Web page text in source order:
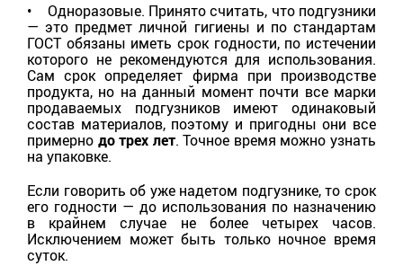
• Одноразовые. Принято считать, что подгузники
— это предмет личной гигиены и по стандартам
ГОСТ обязаны иметь срок годности, по истечении
которого не рекомендуются для использования.
Сам срок определяет фирма при производстве
продукта, но на данный момент почти все марки
продаваемых подгузников имеют одинаковый
состав материалов, поэтому и пригодны они все
примерно до трех лет. Точное время можно узнать
на упаковке.
Если говорить об уже надетом подгузнике, то срок
его годности — до использования по назначению
в крайнем случае не более четырех часов.
Исключением может быть только ночное время
суток.